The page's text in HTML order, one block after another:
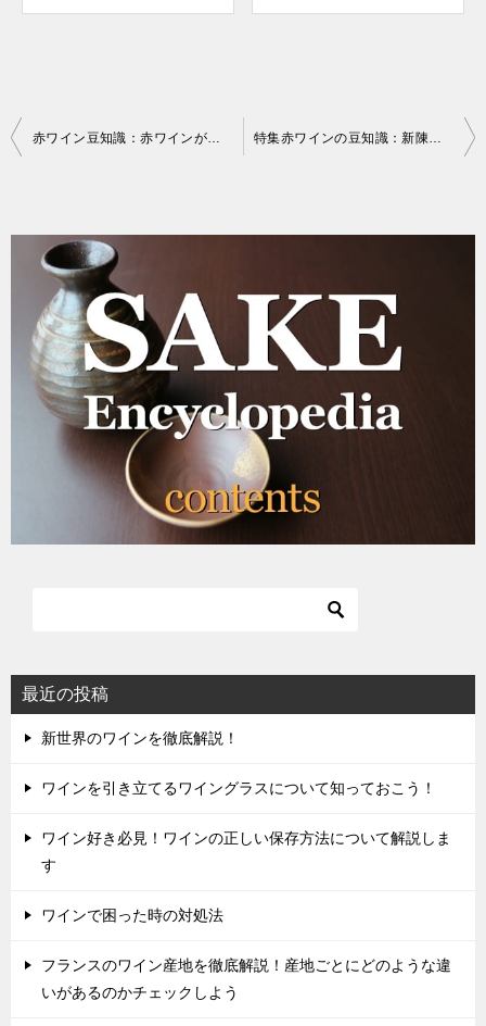
投
ビ
最近の投稿
新世界のワインを徹底解説！
ワインを引き立てるワイングラスについて知っておこう！
ワイン好き必見！ワインの正しい保存方法について解説しま
す
ワインで困った時の対処法
フランスのワイン産地を徹底解説！産地ごとにどのような違
いがあるのかチェックしよう